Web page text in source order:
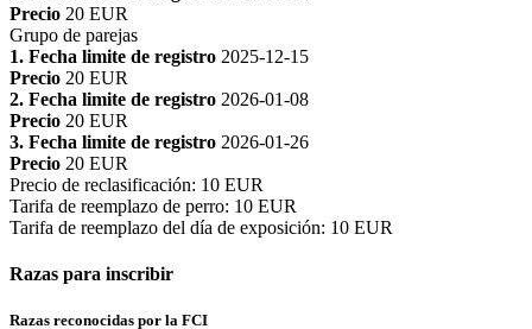
Precio 20 EUR
Grupo de parejas
1. Fecha limite de registro 2025-12-15
Precio 20 EUR
2. Fecha limite de registro 2026-01-08
Precio 20 EUR
3. Fecha limite de registro 2026-01-26
Precio 20 EUR
Precio de reclasificación: 10 EUR
Tarifa de reemplazo de perro: 10 EUR
Tarifa de reemplazo del día de exposición: 10 EUR
Razas para inscribir
Razas reconocidas por la FCI